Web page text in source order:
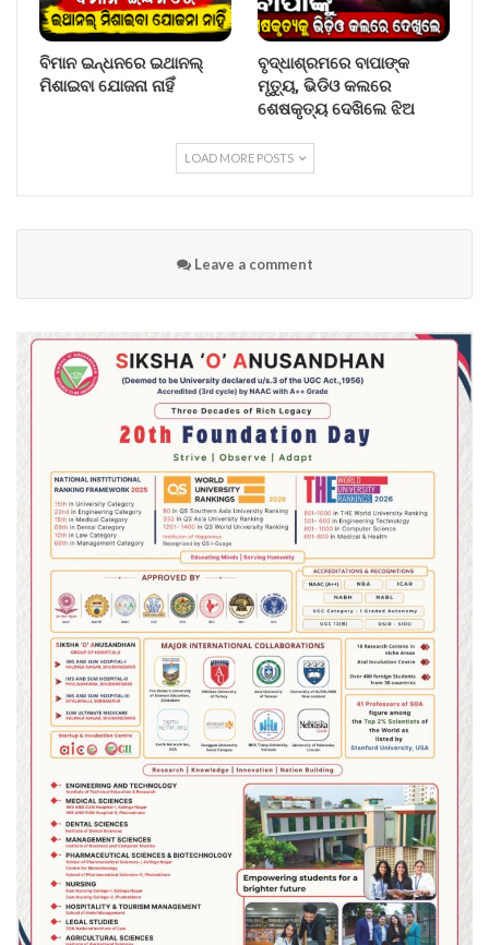
ବିମାନ ଇନ୍ଧନରେ ଇଥାନଲ୍
ମିଶାଇବା ଯୋଜନା ନାହିଁ
ବୃଦ୍ଧାଶ୍ରମରେ ବାପାଙ୍କ
ମୃତ୍ୟୁ, ଭିଡିଓ କଲରେ
ଶେଷକୃତ୍ୟ ଦେଖିଲେ ଝିଅ
LOAD MORE POSTS
Leave a comment